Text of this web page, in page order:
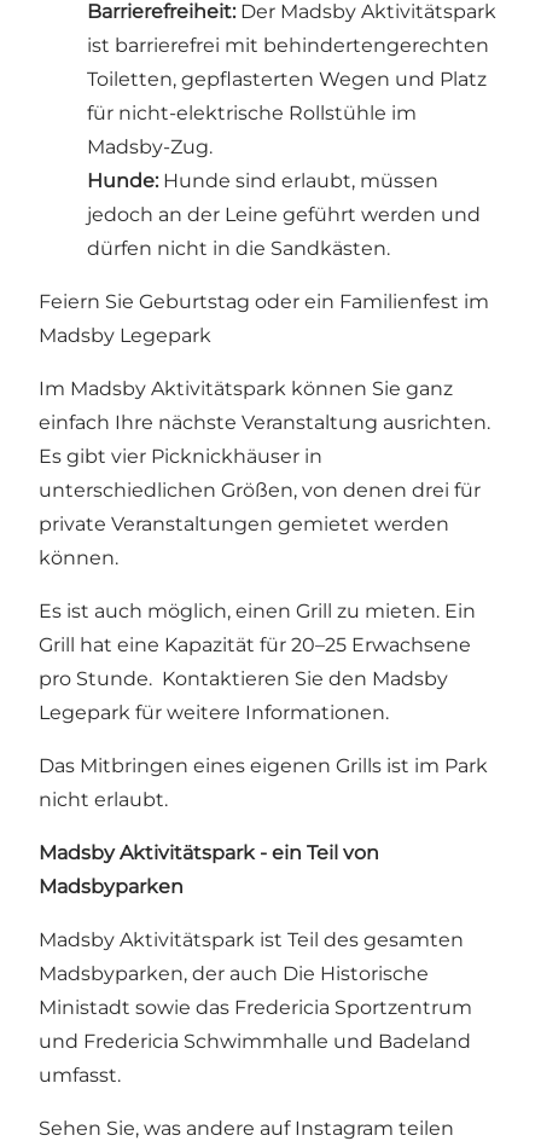
Barrierefreiheit: Der Madsby Aktivitätspark
ist barrierefrei mit behindertengerechten
Toiletten, gepflasterten Wegen und Platz
für nicht-elektrische Rollstühle im
Madsby-Zug.
Hunde: Hunde sind erlaubt, müssen
jedoch an der Leine geführt werden und
dürfen nicht in die Sandkästen.
Feiern Sie Geburtstag oder ein Familienfest im
Madsby Legepark
Im Madsby Aktivitätspark können Sie ganz
einfach Ihre nächste Veranstaltung ausrichten.
Es gibt vier Picknickhäuser in
unterschiedlichen Größen, von denen drei für
private Veranstaltungen gemietet werden
können.
Es ist auch möglich, einen Grill zu mieten. Ein
Grill hat eine Kapazität für 20–25 Erwachsene
pro Stunde. Kontaktieren Sie den Madsby
Legepark für weitere Informationen.
Das Mitbringen eines eigenen Grills ist im Park
nicht erlaubt.
Madsby Aktivitätspark - ein Teil von
Madsbyparken
Madsby Aktivitätspark ist Teil des gesamten
Madsbyparken, der auch Die Historische
Ministadt sowie das Fredericia Sportzentrum
und Fredericia Schwimmhalle und Badeland
umfasst.
Sehen Sie, was andere auf Instagram teilen